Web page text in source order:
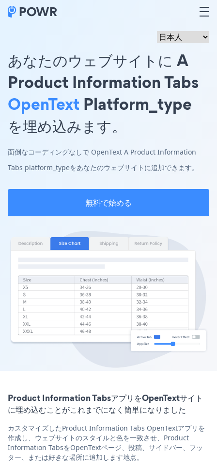
あなたのウェブサイトに A
Product Information Tabs
OpenText Platform_type
を埋め込みます。
面倒なコーディングなしで OpenText A Product Information
Tabs platform_typeをあなたのウェブサイトに追加できます。
無料で始める
Product Information TabsアプリをOpenTextサイト
に埋め込むことがこれまでになく簡単になりました
カスタマイズしたProduct Information Tabs OpenTextアプリを
作成し、ウェブサイトのスタイルと色を一致させ、Product
Information TabsをOpenTextページ、投稿、サイドバー、フッ
ター、または好きな場所に追加します地点。